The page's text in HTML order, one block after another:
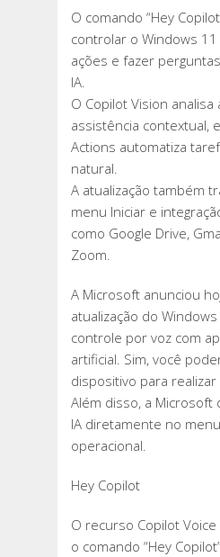
O comando “Hey
controlar o Windows
ações e fazer
IA.
O Copilot Vision
assistência contextual,
Actions automatiza
natural.
A atualização também
menu Iniciar e
como Google Drive,
Zoom.
A Microsoft anunciou
atualização do
controle por voz com
artificial. Sim, você
dispositivo para realizar
Além disso, a Microsoft
IA diretamente no
operacional.
Hey Copilot
O recurso Copilot
o comando “Hey